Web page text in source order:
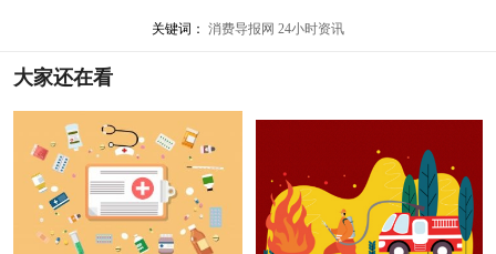
关键词： 消费导报网 24小时资讯
大家还在看